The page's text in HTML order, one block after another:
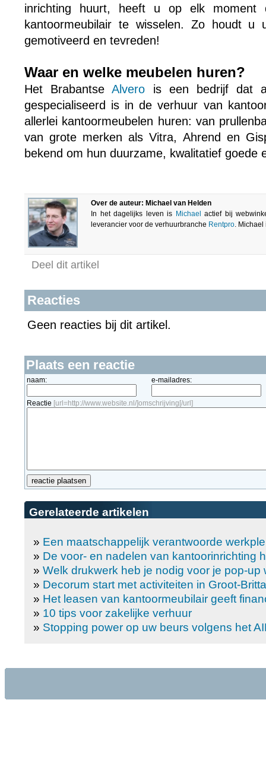
inrichting huurt, heeft u op elk moment
kantoormeubilair te wisselen. Zo houdt u
gemotiveerd en tevreden!
Waar en welke meubelen huren?
Het BrabantseAlvero is een bedrijf dat
gespecialiseerd is in de verhuur van
allerlei kantoormeubelen huren: van
van grote merken als Vitra, Ahrend en
bekend om hun duurzame, kwalitatief goede
Over de auteur: Michael van Helden
In het dagelijks leven is Michael
actief bij
leverancier voor de verhuurbranche Rentpro.
Deel dit artikel
Reacties
Geen reacties bij dit artikel.
Plaats een reactie
naam: e-mailadres:
Reactie [url=http://www.website.nl/]omschrijving[/url]
Gerelateerde artikelen
» Een maatschappelijk verantwoorde
» De voor- en nadelen van kantoorinrichting
» Welk drukwerk heb je nodig voor je pop-up
» Decorum start met activiteiten in Groot-
» Het leasen van kantoormeubilair geeft
» 10 tips voor zakelijke verhuur
» Stopping power op uw beurs volgens het